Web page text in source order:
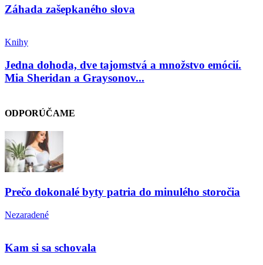
Záhada zašepkaného slova
Knihy
Jedna dohoda, dve tajomstvá a množstvo emócií.
Mia Sheridan a Graysonov...
ODPORÚČAME
Prečo dokonalé byty patria do minulého storočia
Nezaradené
Kam si sa schovala